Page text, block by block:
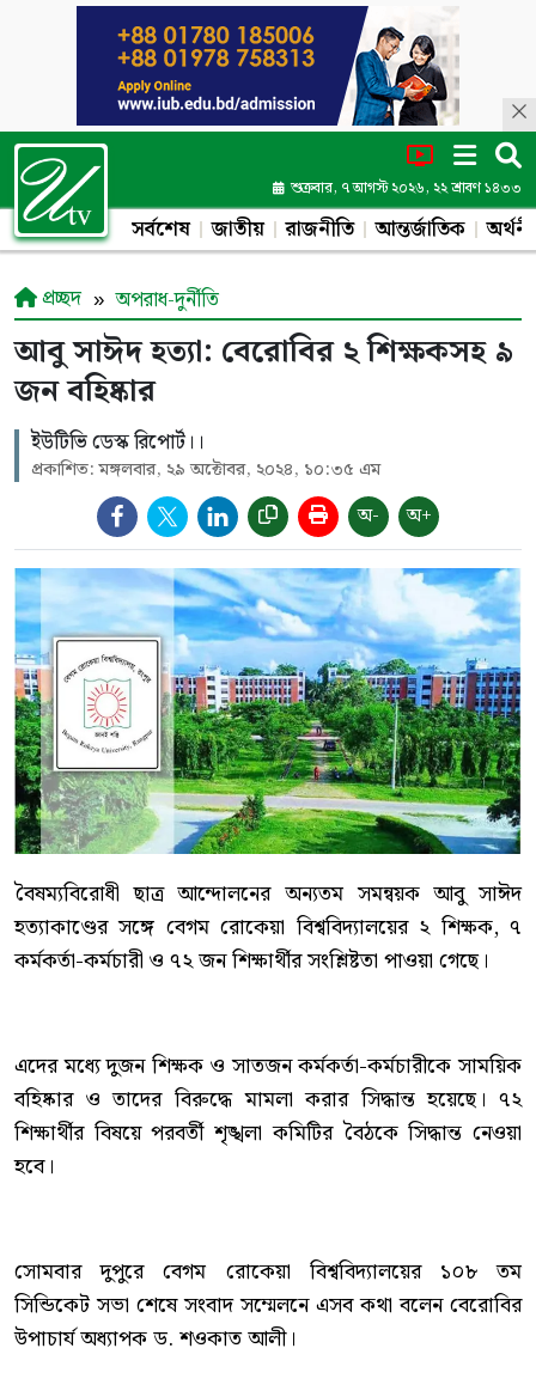
শুক্রবার, ৭ আগস্ট ২০২৬, ২২ শ্রাবণ ১৪৩৩
সর্বশেষ জাতীয় রাজনীতি আন্তর্জাতিক
প্রচ্ছদ অপরাধ-দুর্নীতি
আবু সাঈদ হত্যা: বেরোবির ২ শিক্ষকসহ ৯
জন বহিষ্কার
ইউটিভি ডেস্ক রিপোর্ট।।
প্রকাশিত: মঙ্গলবার, ২৯ অক্টোবর, ২০২৪, ১০:৩৫ এম
অ- অ+
বৈষম্যবিরোধী ছাত্র আন্দোলনের অন্যতম সমন্বয়ক আবু সাঈদ
হত্যাকাণ্ডের সঙ্গে বেগম রোকেয়া বিশ্ববিদ্যালয়ের ২ শিক্ষক, ৭
কর্মকর্তা-কর্মচারী ও ৭২ জন শিক্ষার্থীর সংশ্লিষ্টতা পাওয়া গেছে।
এদের মধ্যে দুজন শিক্ষক ও সাতজন কর্মকর্তা-কর্মচারীকে সাময়িক
বহিষ্কার ও তাদের বিরুদ্ধে মামলা করার সিদ্ধান্ত হয়েছে। ৭২
শিক্ষার্থীর বিষয়ে পরবর্তী শৃঙ্খলা কমিটির বৈঠকে সিদ্ধান্ত নেওয়া
হবে।
সোমবার দুপুরে বেগম রোকেয়া বিশ্ববিদ্যালয়ের ১০৮ তম
সিন্ডিকেট সভা শেষে সংবাদ সম্মেলনে এসব কথা বলেন বেরোবির
উপাচার্য অধ্যাপক ড. শওকাত আলী।